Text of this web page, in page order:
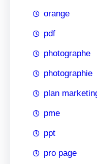
orange
pdf
photographe
photographie
plan
pme
ppt
pro page